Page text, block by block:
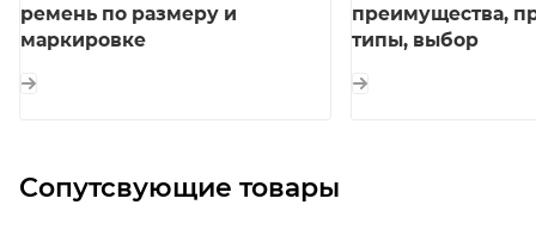
ремень по размеру и
маркировке
преимущества,
типы, выбор
Сопутсвующие товары